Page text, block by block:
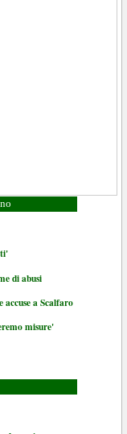
di abusi
accuse a Scalfaro
misure'